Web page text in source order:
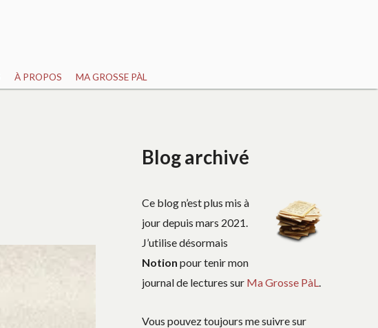
À PROPOS MA GROSSE PÀL
Blog archivé
Ce blog n’est plus mis à
jour depuis mars 2021.
J’utilise désormais
Notion pour tenir mon
journal de lectures sur Ma Grosse PàL.
Vous pouvez toujours me suivre sur